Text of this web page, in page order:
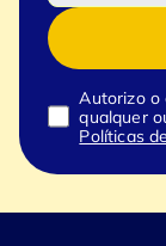
Autorizo o
qualquer
Políticas